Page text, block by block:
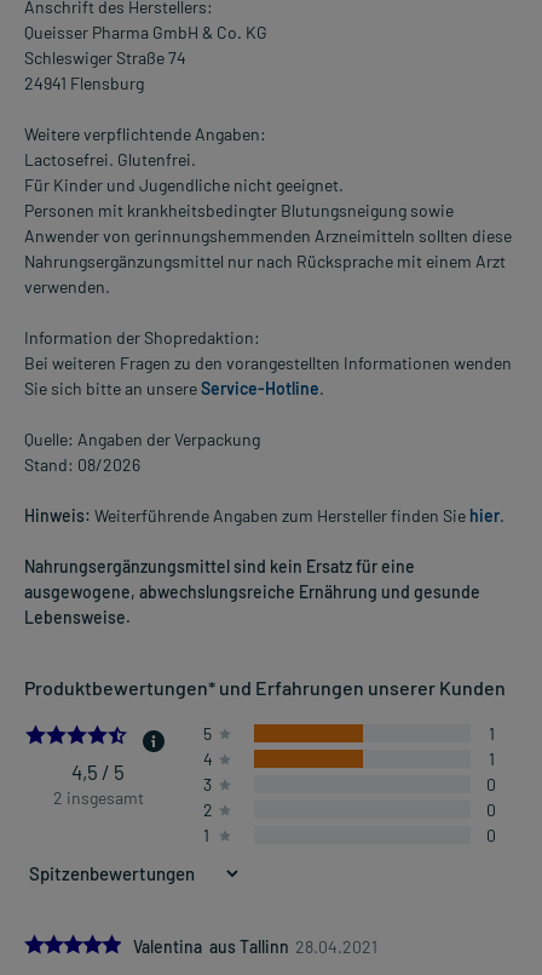
Anschrift des Herstellers:
Queisser Pharma GmbH & Co. KG
Schleswiger Straße 74
24941 Flensburg
Weitere verpflichtende Angaben:
Lactosefrei. Glutenfrei.
Für Kinder und Jugendliche nicht geeignet.
Personen mit krankheitsbedingter Blutungsneigung sowie
Anwender von gerinnungshemmenden Arzneimitteln sollten diese
Nahrungsergänzungsmittel nur nach Rücksprache mit einem Arzt
verwenden.
Information der Shopredaktion:
Bei weiteren Fragen zu den vorangestellten Informationen wenden
Sie sich bitte an unsereService-Hotline.
Quelle: Angaben der Verpackung
Stand: 08/2026
Hinweis: Weiterführende Angaben zum Hersteller finden Sie hier.
Nahrungsergänzungsmittel sind kein Ersatz für eine
ausgewogene, abwechslungsreiche Ernährung und gesunde
Lebensweise.
Produktbewertungen* und Erfahrungen unserer Kunden
4.5
4,5 / 5
2 insgesamt
5
1
4
1
3
0
2
0
1
0
5.0
Valentina aus Tallinn 28.04.2021